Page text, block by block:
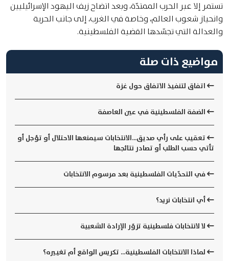
تستمر إلا عبر الحرب الممتدّة، وبعد اتضاح زيف اليهود الإسرائيليين
وانحياز شعوب العالم، وخاصة في الغرب، إلى جانب الحرية
والعدالة التي تجسّدها القضية الفلسطينية.
مواضيع ذات صلة
اتفاق لتنفيذ الاتفاق حول غزة
الضفة الفلسطينية في عين العاصفة
تعقيب على رأي صديق...الانتخابات سيمنعها الاحتلال أو تؤجل أو
تأتي حسب الطلب أو تصادر نتائجها
في التحدّيات الفلسطينية بعد مرسوم الانتخابات
أي انتخابات نريد؟
لا لانتخابات فلسطينية تزوّر الإرادة الشعبية
لماذا الانتخابات الفلسطينية... تكريس الواقع أم تغييره؟